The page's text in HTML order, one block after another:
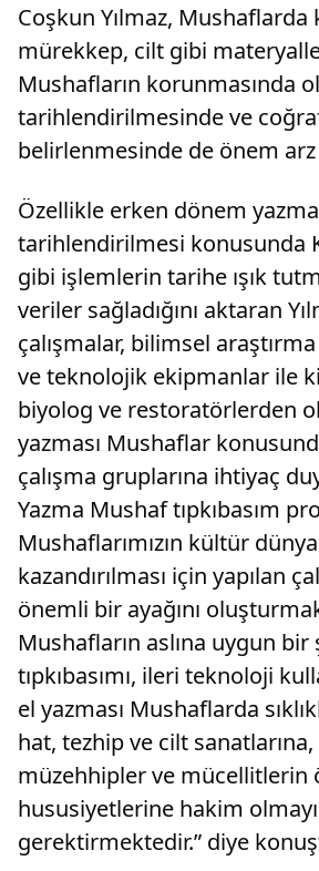
Coşkun Yılmaz, Mushaflarda
mürekkep, cilt gibi
Mushafların korunmasında
tarihlendirilmesinde ve
belirlenmesinde de önem
Özellikle erken dönem
tarihlendirilmesi konusunda
gibi işlemlerin tarihe ışık
veriler sağladığını aktaran
çalışmalar, bilimsel
ve teknolojik ekipmanlar ile
biyolog ve restoratörlerden
yazması Mushaflar
çalışma gruplarına ihtiyaç
Yazma Mushaf tıpkıbasım
Mushaflarımızın kültür
kazandırılması için yapılan
önemli bir ayağını
Mushafların aslına uygun bir
tıpkıbasımı, ileri teknoloji
el yazması Mushaflarda
hat, tezhip ve cilt
müzehhipler ve mücellitlerin
hususiyetlerine hakim olmayı
gerektirmektedir.” diye